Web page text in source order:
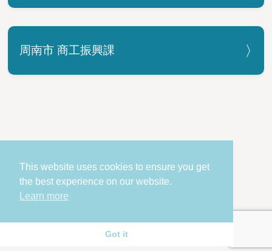
周南市 商工振興課
COPYRIGHT © Shunan City. All Rights Reserved.
This website uses cookies to ensure you get
the best experience on our website.
Learn more
Got it